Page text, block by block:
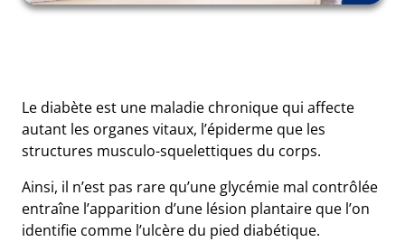
Le diabète est une maladie chronique qui affecte
autant les organes vitaux, l’épiderme que les
structures musculo-squelettiques du corps.
Ainsi, il n’est pas rare qu’une glycémie mal contrôlée
entraîne l’apparition d’une lésion plantaire que l’on
identifie comme l’ulcère du pied diabétique.